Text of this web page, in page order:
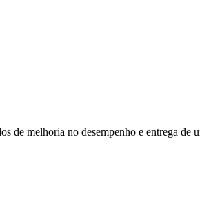
de melhoria no desempenho e entrega